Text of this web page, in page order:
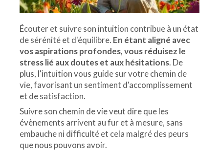
Écouter et suivre son intuition contribue à un état
de sérénité et d'équilibre. En étant aligné avec
vos aspirations profondes, vous réduisez le
stress lié aux doutes et aux hésitations. De
plus, l'intuition vous guide sur votre chemin de
vie, favorisant un sentiment d'accomplissement
et de satisfaction.
Suivre son chemin de vie veut dire que les
évènements arrivent au fur et à mesure, sans
embauche ni difficulté et cela malgré des peurs
que nous pouvons avoir.